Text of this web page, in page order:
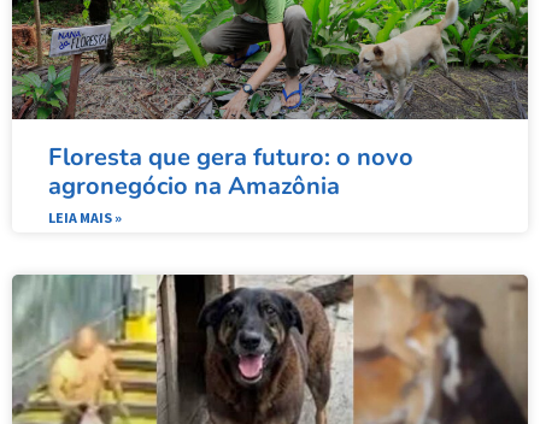
Floresta que gera futuro: o novo
agronegócio na Amazônia
LEIA MAIS »